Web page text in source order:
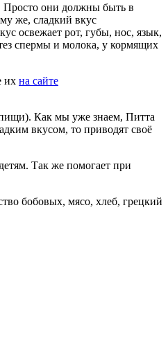
Просто они должны быть в
же, сладкий вкус
освежает рот, губы, нос, язык,
спермы и молока, у кормящих
их на сайте
пищи). Как мы уже знаем, Питта
вкусом, то приводят своё
Так же помогает при
бобовых, мясо, хлеб, грецкий